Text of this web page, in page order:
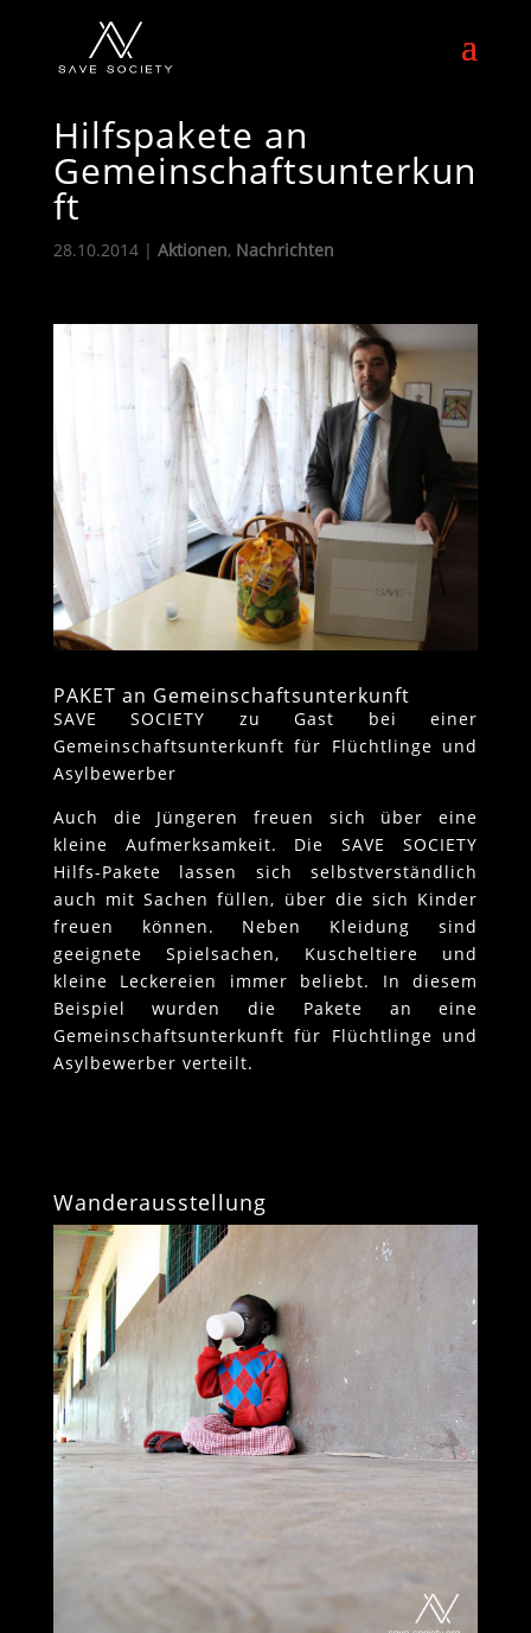
Hilfspakete an
Gemeinschaftsunterkun
ft
28.10.2014| Aktionen, Nachrichten
PAKET an Gemeinschaftsunterkunft
SAVE SOCIETY zu Gast bei einer
Gemeinschaftsunterkunft für Flüchtlinge und
Asylbewerber
Auch die Jüngeren freuen sich über eine
kleine Aufmerksamkeit. Die SAVE SOCIETY
Hilfs-Pakete lassen sich selbstverständlich
auch mit Sachen füllen, über die sich Kinder
freuen können. Neben Kleidung sind
geeignete Spielsachen, Kuscheltiere und
kleine Leckereien immer beliebt. In diesem
Beispiel wurden die Pakete an eine
Gemeinschaftsunterkunft für Flüchtlinge und
Asylbewerber verteilt.
Wanderausstellung